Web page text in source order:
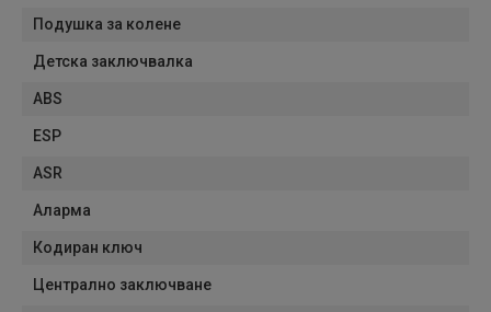
Подушка за колене
Детска заключвалка
ABS
ESP
ASR
Аларма
Кодиран ключ
Централно заключване